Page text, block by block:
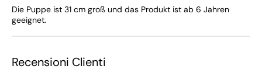
Die Puppe ist 31 cm groß und das Produkt ist ab 6 Jahren
geeignet.
Recensioni Clienti